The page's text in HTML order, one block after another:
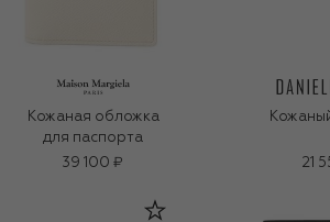
Кожаная обложка
для паспорта
39 100 ₽
21